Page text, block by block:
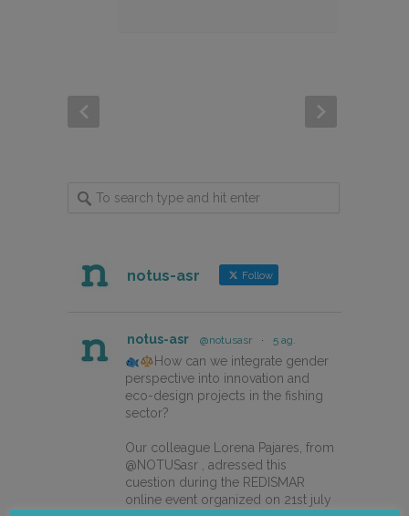
notus-asr Follow
notus-asr @notusasr · 5 ag.
How can we integrate gender
perspective into innovation and
eco-design projects in the fishing
sector?
Our colleague Lorena Pajares, from
@NOTUSasr , adressed this
cuestion during the REDISMAR
online event organized on 21st july